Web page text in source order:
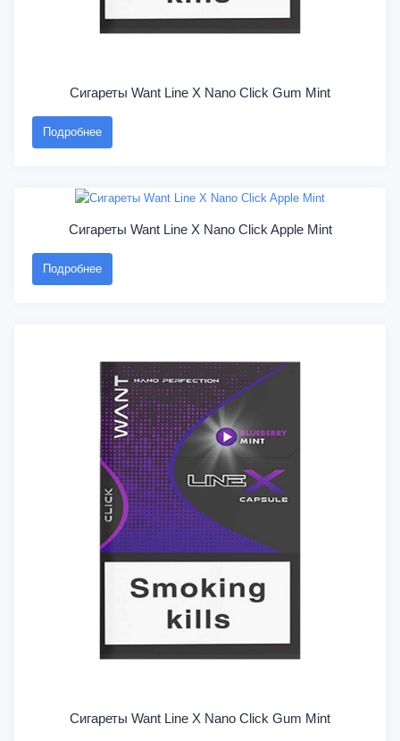
Сигареты Want Line X Nano Click Gum Mint
Подробнее
Сигареты Want Line X Nano Click Apple Mint
Подробнее
Сигареты Want Line X Nano Click Gum Mint